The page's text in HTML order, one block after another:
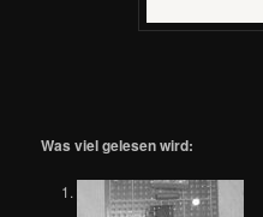
Was viel gelesen wird: